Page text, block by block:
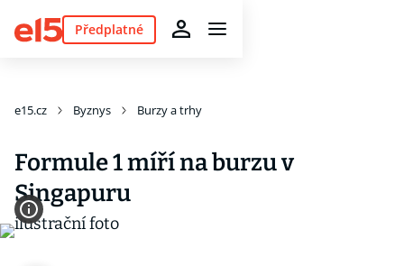
Předplatné
e15.cz Byznys Burzy a trhy
Formule 1 míří na burzu v
Singapuru